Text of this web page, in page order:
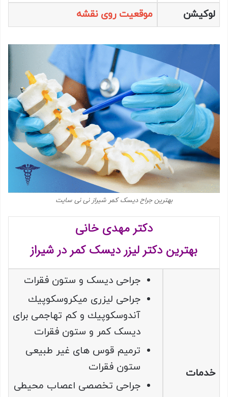
لوکیشن موقعیت روی نقشه
بهترین جراح دیسک کمر شیراز نی نی سایت
دکتر مهدی خانی
بهترین دکتر لیزر دیسک کمر در شیراز
خدمات
جراحی دیسک و ستون فقرات
جراحی ليزری ميكروسكوپيك
آندوسكوپيك و كم تهاجمی برای
ديسک كمر و ستون فقرات
ترميم قوس های غير طبيعی
ستون فقرات
جراحی تخصصی اعصاب محيطی